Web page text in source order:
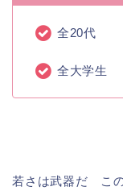
全20代
全大学生
若さは武器だ こ